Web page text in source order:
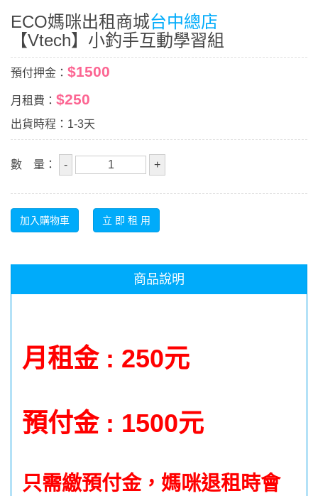
ECO媽咪出租商城台中總店
【Vtech】小釣手互動學習組
預付押金： $1500
月租費： $250
出貨時程：1-3天
數 量：
商品說明
月租金 : 250元
預付金 : 1500元
只需繳預付金，媽咪退租時會